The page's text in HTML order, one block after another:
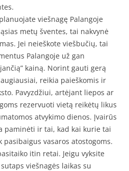
viešnagę Palangoje
metų šventes, tai nakvynė
Jei neieškote viešbučių, tai
Palangoje už gan
kainą. Norint gauti gerą
reikia paieškomis ir
Pavyzdžiui, artėjant liepos ar
rezervuoti vietą reikėtų likus
atvykimo dienos. Įvairūs
paminėti ir tai, kad kai kurie tai
vasaros atostogoms.
itin retai. Jeigu vyksite
viešnagės laikas su